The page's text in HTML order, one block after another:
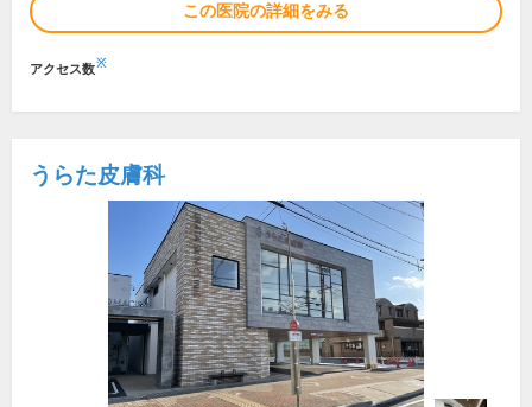
この医院の詳細をみる
アクセス数※
うらた皮膚科